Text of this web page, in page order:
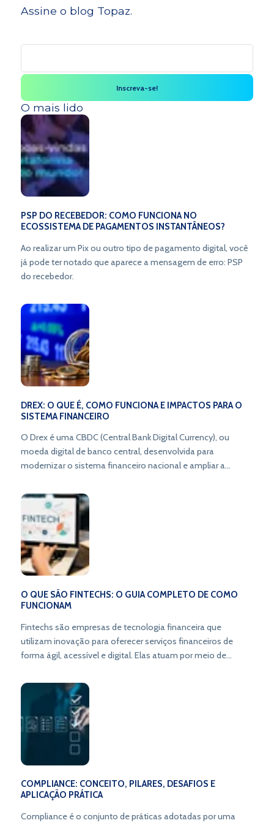
Assine o blog Topaz.
O mais lido
PSP DO RECEBEDOR: COMO FUNCIONA NO
ECOSSISTEMA DE PAGAMENTOS INSTANTÂNEOS?
Ao realizar um Pix ou outro tipo de pagamento digital, você
já pode ter notado que aparece a mensagem de erro: PSP
do recebedor.
DREX: O QUE É, COMO FUNCIONA E IMPACTOS PARA O
SISTEMA FINANCEIRO
O Drex é uma CBDC (Central Bank Digital Currency), ou
moeda digital de banco central, desenvolvida para
modernizar o sistema financeiro nacional e ampliar a
O QUE SÃO FINTECHS: O GUIA COMPLETO DE COMO
FUNCIONAM
Fintechs são empresas de tecnologia financeira que
utilizam inovação para oferecer serviços financeiros de
forma ágil, acessível e digital. Elas atuam por meio de
transformando a forma de lidar com o dinheiro.
COMPLIANCE: CONCEITO, PILARES, DESAFIOS E
APLICAÇÃO PRÁTICA
Compliance é o conjunto de práticas adotadas por uma